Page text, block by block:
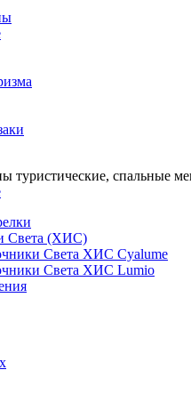
Света (ХИС)
Света ХИС Cyalume
Света ХИС Lumio